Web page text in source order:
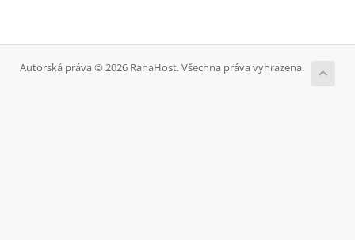
Autorská práva © 2026 RanaHost. Všechna práva vyhrazena.